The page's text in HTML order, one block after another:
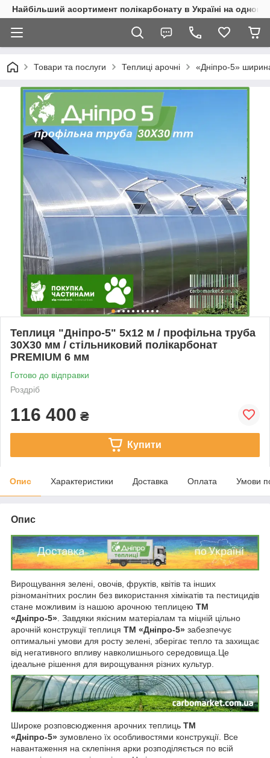
Найбільший асортимент полікарбонату в Україні на одному
Товари та послуги Теплиці арочні «Дніпро-5»
Теплиця "Дніпро-5" 5х12 м / профільна труба
30Х30 мм / стільниковий полікарбонат
PREMIUM 6 мм
Готово до відправки
Роздріб
116 400 ₴
Купити
Опис Характеристики Доставка Оплата Умови
Опис
Вирощування зелені, овочів, фруктів, квітів та інших
різноманітних рослин без використання хімікатів та пестицидів
стане можливим із нашою арочною теплицею ТМ
«Дніпро-5» . Завдяки якісним матеріалам та міцній цільно
арочній конструкції теплиця ТМ «Дніпро-5» забезпечує
оптимальні умови для росту зелені, зберігає тепло та захищає
від негативного впливу навколишнього середовища.Це
ідеальне рішення для вирощування різних культур.
Широке розповсюдження арочних теплиць ТМ
«Дніпро-5» зумовлено їх особливостями конструкції. Все
навантаження на склепіння арки розподіляється по всій